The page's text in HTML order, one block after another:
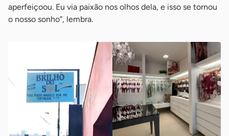
aperfeiçoou. Eu via paixão nos olhos dela, e isso se tornou
o nosso sonho”, lembra.